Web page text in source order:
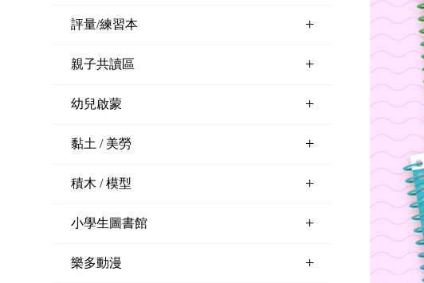
評量/練習本 +
親子共讀區 +
幼兒啟蒙 +
黏土 / 美勞 +
積木 / 模型 +
小學生圖書館 +
樂多動漫 +